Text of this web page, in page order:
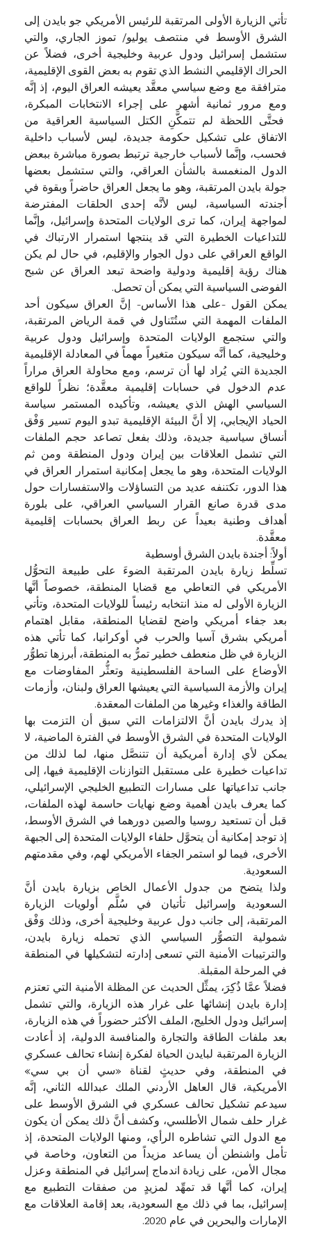
تأتي الزيارة الأولى المرتقبة للرئيس الأمريكي جو بايدن إلى
الشرق الأوسط في منتصف يوليو/ تموز الجاري، والتي
ستشمل إسرائيل ودول عربية وخليجية أخرى، فضلاً عن
الحراك الإقليمي النشط الذي تقوم به بعض القوى الإقليمية،
مترافقة مع وضع سياسي معقَّد يعيشه العراق اليوم، إذ إنَّه
ومع مرور ثمانية أشهر على إجراء الانتخابات المبكرة،
فحتَّى اللحظة لم تتمكَّنِ الكتل السياسية العراقية من
الاتفاق على تشكيل حكومة جديدة، ليس لأسباب داخلية
فحسب، وإنَّما لأسباب خارجية ترتبط بصورة مباشرة ببعض
الدول المنغمسة بالشأن العراقي، والتي ستشمل بعضها
جولة بايدن المرتقبة، وهو ما يجعل العراق حاضراً وبقوة في
أجندته السياسية، ليس لأنَّه إحدى الحلقات المفترضة
لمواجهة إيران، كما ترى الولايات المتحدة وإسرائيل، وإنَّما
للتداعيات الخطيرة التي قد ينتجها استمرار الارتباك في
الواقع العراقي على دول الجوار والإقليم، في حال لم يكن
هناك رؤية إقليمية ودولية واضحة تبعد العراق عن شبح
الفوضى السياسية التي يمكن أن تحصل.
يمكن القول -على هذا الأساس- إنَّ العراق سيكون أحد
الملفات المهمة التي ستُتَناول في قمة الرياض المرتقبة،
والتي ستجمع الولايات المتحدة وإسرائيل ودول عربية
وخليجية، كما أنَّه سيكون متغيراً مهماً في المعادلة الإقليمية
الجديدة التي يُراد لها أن ترسم، ومع محاولة العراق مراراً
عدم الدخول في حسابات إقليمية معقَّدة؛ نظراً للواقع
السياسي الهش الذي يعيشه، وتأكيده المستمر سياسة
الحياد الإيجابي، إلا أنَّ البيئة الإقليمية تبدو اليوم تسير وَفْق
أنساق سياسية جديدة، وذلك بفعل تصاعد حجم الملفات
التي تشمل العلاقات بين إيران ودول المنطقة ومن ثم
الولايات المتحدة، وهو ما يجعل إمكانية استمرار العراق في
هذا الدور، تكتنفه عديد من التساؤلات والاستفسارات حول
مدى قدرة صانع القرار السياسي العراقي، على بلورة
أهداف وطنية بعيداً عن ربط العراق بحسابات إقليمية
معقَّدة.
أولاً: أجندة بايدن الشرق أوسطية
تسلِّط زيارة بايدن المرتقبة الضوءَ على طبيعة التحوُّل
الأمريكي في التعاطي مع قضايا المنطقة، خصوصاً أنَّها
الزيارة الأولى له منذ انتخابه رئيساً للولايات المتحدة، وتأتي
بعد جفاء أمريكي واضح لقضايا المنطقة، مقابل اهتمام
أمريكي بشرق آسيا والحرب في أوكرانيا، كما تأتي هذه
الزيارة في ظل منعطف خطير تمرُّ به المنطقة، أبرزها تطوُّر
الأوضاع على الساحة الفلسطينية وتعثُّر المفاوضات مع
إيران والأزمة السياسية التي يعيشها العراق ولبنان، وأزمات
الطاقة والغذاء وغيرها من الملفات المعقدة.
إذ يدرك بايدن أنَّ الالتزامات التي سبق أن التزمت بها
الولايات المتحدة في الشرق الأوسط في الفترة الماضية، لا
يمكن لأي إدارة أمريكية أن تتنصَّل منها، لما لذلك من
تداعيات خطيرة على مستقبل التوازنات الإقليمية فيها، إلى
جانب تداعياتها على مسارات التطبيع الخليجي الإسرائيلي،
كما يعرف بايدن أهمية وضع نهايات حاسمة لهذه الملفات،
قبل أن تستعيد روسيا والصين دورهما في الشرق الأوسط،
إذ توجد إمكانية أن يتحوَّل حلفاء الولايات المتحدة إلى الجبهة
الأخرى، فيما لو استمر الجفاء الأمريكي لهم، وفي مقدمتهم
السعودية.
ولذا يتضح من جدول الأعمال الخاص بزيارة بايدن أنَّ
السعودية وإسرائيل تأتيان في سُلَّم أولويات الزيارة
المرتقبة، إلى جانب دول عربية وخليجية أخرى، وذلك وَفْق
شمولية التصوُّر السياسي الذي تحمله زيارة بايدن،
والترتيبات الأمنية التي تسعى إدارته لتشكيلها في المنطقة
في المرحلة المقبلة.
فضلاً عمَّا ذُكِرَ، يمثِّل الحديث عن المظلة الأمنية التي تعتزم
إدارة بايدن إنشائها على غرار هذه الزيارة، والتي تشمل
إسرائيل ودول الخليج، الملف الأكثر حضوراً في هذه الزيارة،
بعد ملفات الطاقة والتجارة والمنافسة الدولية، إذ أعادت
الزيارة المرتقبة لبايدن الحياة لفكرة إنشاء تحالف عسكري
في المنطقة، وفي حديثٍ لقناة «سي أن بي سي»
الأمريكية، قال العاهل الأردني الملك عبدالله الثاني، إنَّه
سيدعم تشكيل تحالف عسكري في الشرق الأوسط على
غرار حلف شمال الأطلسي، وكشف أنَّ ذلك يمكن أن يكون
مع الدول التي تشاطره الرأي، ومنها الولايات المتحدة، إذ
تأمل واشنطن أن يساعد مزيداً من التعاون، وخاصة في
مجال الأمن، على زيادة اندماج إسرائيل في المنطقة وعزل
إيران، كما أنَّها قد تمهِّد لمزيدٍ من صفقات التطبيع مع
إسرائيل، بما في ذلك مع السعودية، بعد إقامة العلاقات مع
الإمارات والبحرين في عام 2020.